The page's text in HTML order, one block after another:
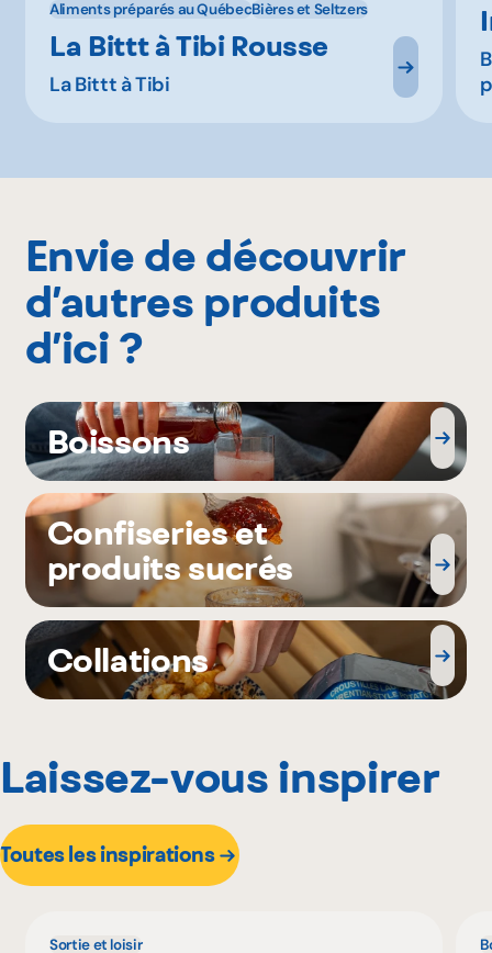
Aliments préparés au QuébecBières et Seltzers
La Bittt à Tibi Rousse
La Bittt à Tibi
Envie de découvrir
d’autres produits
d’ici ?
Boissons
Confiseries et
produits sucrés
Collations
Laissez-vous inspirer
Toutes les inspirations
Sortie et loisir